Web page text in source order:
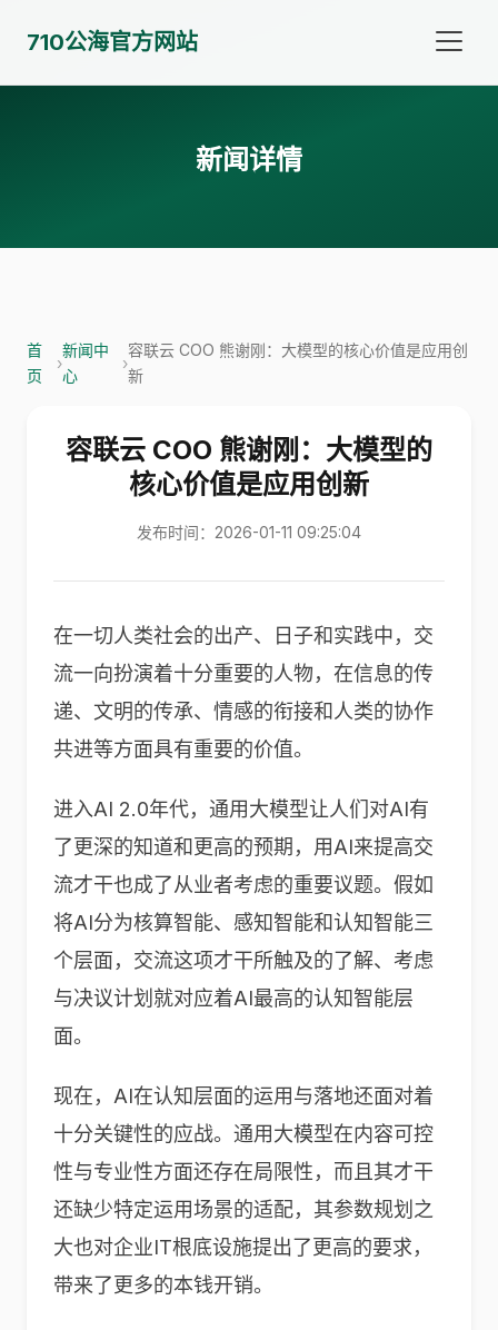
710公海官方网站
新闻详情
首
页
›
新闻中
心
›
容联云 COO 熊谢刚：大模型的核心价值是应用创
新
容联云 COO 熊谢刚：大模型的
核心价值是应用创新
发布时间：2026-01-11 09:25:04
在一切人类社会的出产、日子和实践中，交
流一向扮演着十分重要的人物，在信息的传
递、文明的传承、情感的衔接和人类的协作
共进等方面具有重要的价值。
进入AI 2.0年代，通用大模型让人们对AI有
了更深的知道和更高的预期，用AI来提高交
流才干也成了从业者考虑的重要议题。假如
将AI分为核算智能、感知智能和认知智能三
个层面，交流这项才干所触及的了解、考虑
与决议计划就对应着AI最高的认知智能层
面。
现在，AI在认知层面的运用与落地还面对着
十分关键性的应战。通用大模型在内容可控
性与专业性方面还存在局限性，而且其才干
还缺少特定运用场景的适配，其参数规划之
大也对企业IT根底设施提出了更高的要求，
带来了更多的本钱开销。